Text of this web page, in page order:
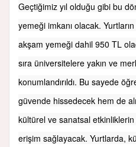
Geçtiğimiz yıl olduğu gibi bu
yemeği imkanı olacak.
akşam yemeği dahil 950 TL
sıra üniversitelere yakın ve
konumlandırıldı. Bu sayede
güvende hissedecek hem de
kültürel ve sanatsal
erişim sağlayacak. Yurtlarda,